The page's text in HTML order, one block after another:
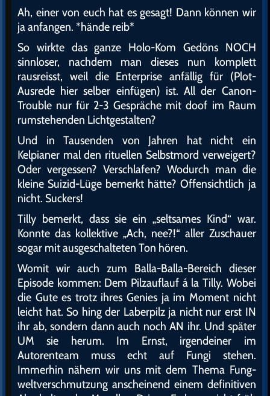
Ah, einer von euch hat es gesagt! Dann können wir
ja anfangen. *hände reib*
So wirkte das ganze Holo-Kom Gedöns NOCH
sinnloser, nachdem man dieses nun komplett
rausreisst, weil die Enterprise anfällig für (Plot-
Ausrede hier selber einfügen) ist. All der Canon-
Trouble nur für 2-3 Gespräche mit doof im Raum
rumstehenden Lichtgestalten?
Und in Tausenden von Jahren hat nicht ein
Kelpianer mal den rituellen Selbstmord verweigert?
Oder vergessen? Verschlafen? Wodurch man die
kleine Suizid-Lüge bemerkt hätte? Offensichtlich ja
nicht. Suckers!
Tilly bemerkt, dass sie ein „seltsames Kind“ war.
Konnte das kollektive „Ach, nee?!“ aller Zuschauer
sogar mit ausgeschalteten Ton hören.
Womit wir auch zum Balla-Balla-Bereich dieser
Episode kommen: Dem Pilzauflauf á la Tilly. Wobei
die Gute es trotz ihres Genies ja im Moment nicht
leicht hat. So hing der Laberpilz ja nicht nur erst IN
ihr ab, sondern dann auch noch AN ihr. Und später
UM sie herum. Im Ernst, irgendeiner im
Autorenteam muss echt auf Fungi stehen.
Immerhin nähern wir uns mit dem Thema Fung-
weltverschmutzung anscheinend einem definitiven